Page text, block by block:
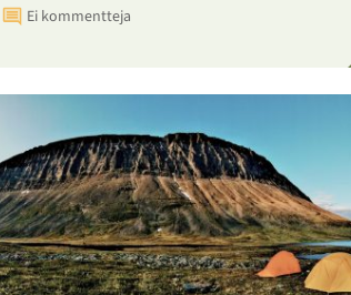
Ei kommentteja